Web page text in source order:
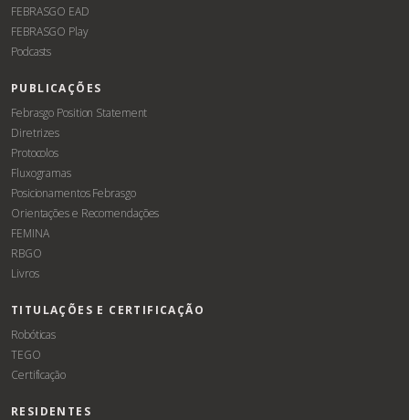
FEBRASGO EAD
FEBRASGO Play
Podcasts
PUBLICAÇÕES
Febrasgo Position Statement
Diretrizes
Protocolos
Fluxogramas
Posicionamentos Febrasgo
Orientações e Recomendações
FEMINA
RBGO
Livros
TITULAÇÕES E CERTIFICAÇÃO
Robóticas
TEGO
Certificação
RESIDENTES